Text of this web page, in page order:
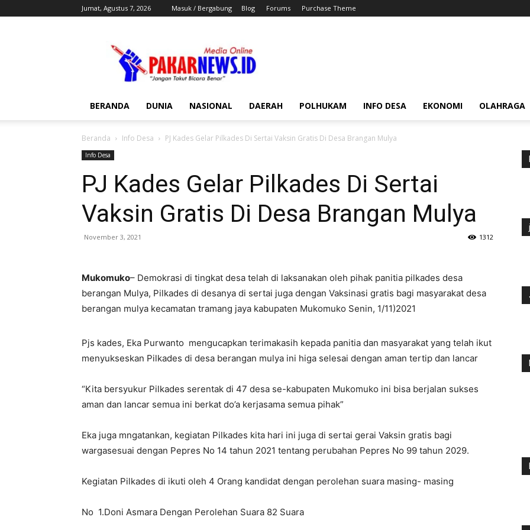
Jumat, Agustus 7, 2026 Masuk / Bergabung Blog Forums Purchase Theme
BERANDA DUNIA NASIONAL DAERAH POLHUKAM INFO DESA EKONOMI OLAHRAGA
Beranda Info Desa PJ Kades Gelar Pilkades Di Sertai Vaksin Gratis Di Desa Brangan Mulya
Info Desa
PJ Kades Gelar Pilkades Di Sertai
Vaksin Gratis Di Desa Brangan Mulya
November 3, 2021 1312
Mukomuko– Demokrasi di tingkat desa telah di laksanakan oleh pihak panitia pilkades desa
berangan Mulya, Pilkades di desanya di sertai juga dengan Vaksinasi gratis bagi masyarakat desa
berangan mulya kecamatan tramang jaya kabupaten Mukomuko Senin, 1/11)2021
Pjs kades, Eka Purwanto mengucapkan terimakasih kepada panitia dan masyarakat yang telah ikut
menyukseskan Pilkades di desa berangan mulya ini higa selesai dengan aman tertip dan lancar
“Kita bersyukur Pilkades serentak di 47 desa se-kabupaten Mukomuko ini bisa berjalan sukses
aman dan lancar semua ini berkat do’a kerjasama semua pihak”
Eka juga mngatankan, kegiatan Pilkades kita hari ini juga di sertai gerai Vaksin gratis bagi
wargasesuai dengan Pepres No 14 tahun 2021 tentang perubahan Pepres No 99 tahun 2029.
Kegiatan Pilkades di ikuti oleh 4 Orang kandidat dengan perolehan suara masing- masing
No 1.Doni Asmara Dengan Perolehan Suara 82 Suara